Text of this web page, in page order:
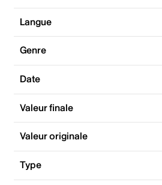
Langue
Genre
Date
Valeur finale
Valeur originale
Type